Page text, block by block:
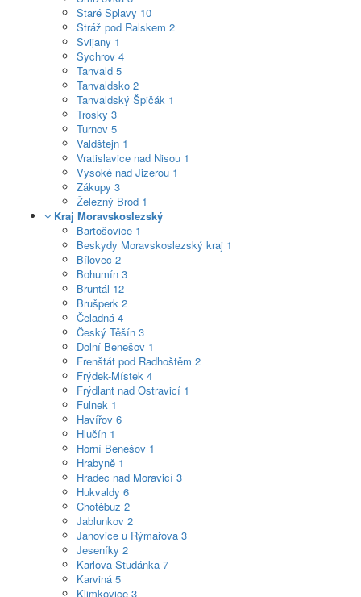
Staré Splavy 10
Stráž pod Ralskem 2
Svijany 1
Sychrov 4
Tanvald 5
Tanvaldsko 2
Tanvaldský Špičák 1
Trosky 3
Turnov 5
Valdštejn 1
Vratislavice nad Nisou 1
Vysoké nad Jizerou 1
Zákupy 3
Železný Brod 1
Kraj Moravskoslezský
Bartošovice 1
Beskydy Moravskoslezský kraj 1
Bílovec 2
Bohumín 3
Bruntál 12
Brušperk 2
Čeladná 4
Český Těšín 3
Dolní Benešov 1
Frenštát pod Radhoštěm 2
Frýdek-Místek 4
Frýdlant nad Ostravicí 1
Fulnek 1
Havířov 6
Hlučín 1
Horní Benešov 1
Hrabyně 1
Hradec nad Moravicí 3
Hukvaldy 6
Chotěbuz 2
Jablunkov 2
Janovice u Rýmařova 3
Jeseníky 2
Karlova Studánka 7
Karviná 5
Klimkovice 3